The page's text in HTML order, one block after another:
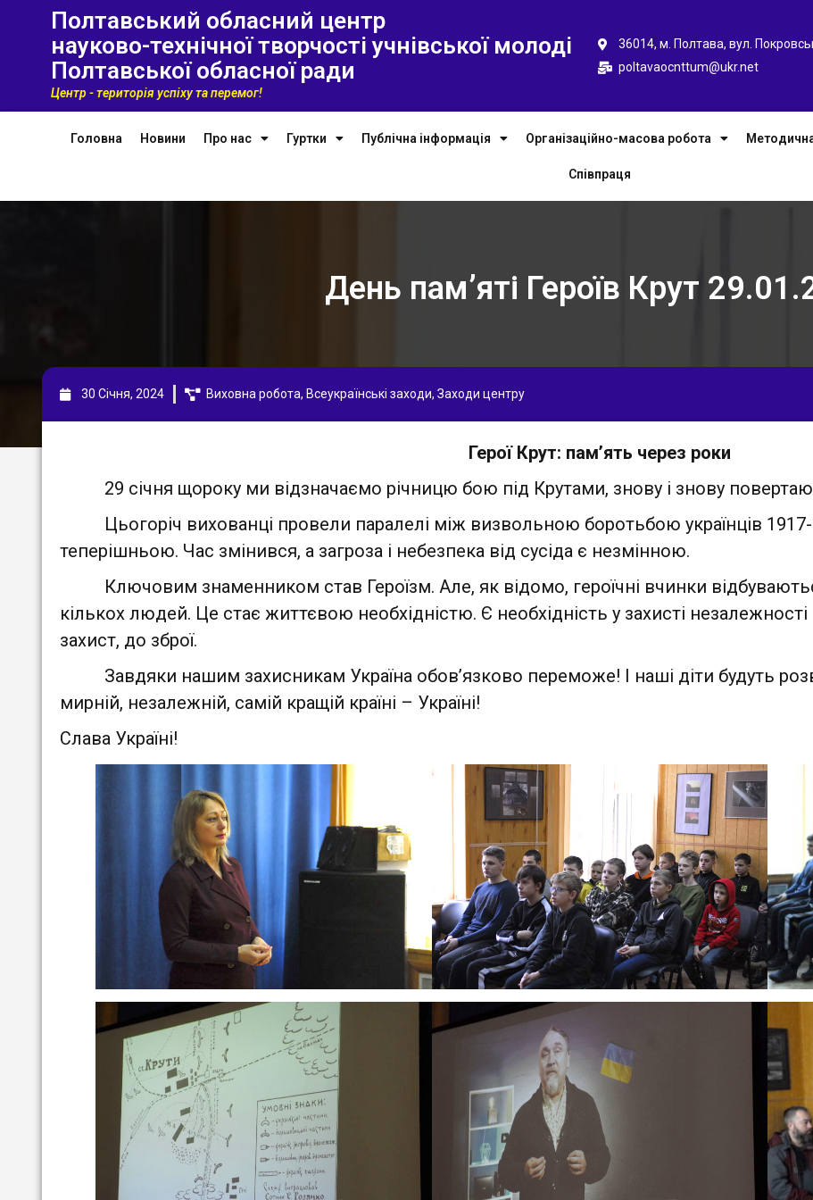
Полтавський обласний центр
науково-технічної творчості учнівської молоді
Полтавської обласної ради
Центр - територія успіху та перемог!
36014, м. Полтава, вул.
poltavaocnttum@ukr.net
Головна Новини Про нас Гуртки Публічна інформація Організаційно-масова робота
Співпраця
День пам’яті Героїв Крут
30 Січня, 2024 Виховна робота, Всеукраїнські заходи, Заходи центру
Герої Крут: пам’ять через роки
29 січня щороку ми відзначаємо річницю бою під Крутами, знову і знову
Цьогоріч вихованці провели паралелі між визвольною боротьбою українців 1917-
теперішньою. Час змінився, а загроза і небезпека від сусіда є незмінною.
Ключовим знаменником став Героїзм. Але, як відомо, героїчні вчинки
кількох людей. Це стає життєвою необхідністю. Є необхідність у захисті
захист, до зброї.
Завдяки нашим захисникам Україна обов’язково переможе! І наші діти будуть
мирній, незалежній, самій кращій країні – Україні!
Слава Україні!